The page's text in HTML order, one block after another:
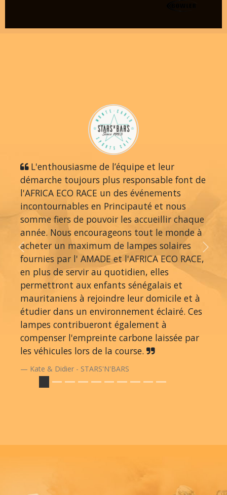
L'enthousiasme de l’équipe et leur
démarche toujours plus responsable font de
l'AFRICA ECO RACE un des événements
incontournables en Principauté et nous
somme fiers de pouvoir les accueillir chaque
année. Nous encourageons tout le monde à
acheter un maximum de lampes solaires
fournies par l' AMADE et l'AFRICA ECO RACE,
en plus de servir au quotidien, elles
permettront aux enfants sénégalais et
mauritaniens à rejoindre leur domicile et à
étudier dans un environnement éclairé. Ces
lampes contribueront également à
compenser l'empreinte carbone laissée par
les véhicules lors de la course.
Kate & Didier - STARS'N'BARS
Previous Next